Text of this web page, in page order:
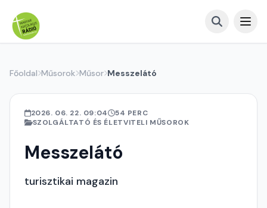
Főoldal Műsorok Műsor Messzelátó
2026. 06. 22. 09:04
54 PERC
SZOLGÁLTATÓ ÉS ÉLETVITELI MŰSOROK
Messzelátó
turisztikai magazin